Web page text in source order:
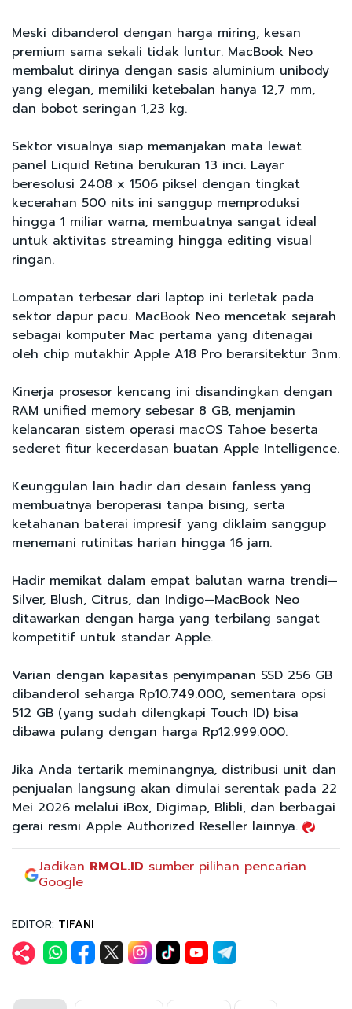
Meski dibanderol dengan harga miring, kesan
premium sama sekali tidak luntur. MacBook Neo
membalut dirinya dengan sasis aluminium unibody
yang elegan, memiliki ketebalan hanya 12,7 mm,
dan bobot seringan 1,23 kg.
Sektor visualnya siap memanjakan mata lewat
panel Liquid Retina berukuran 13 inci. Layar
beresolusi 2408 x 1506 piksel dengan tingkat
kecerahan 500 nits ini sanggup memproduksi
hingga 1 miliar warna, membuatnya sangat ideal
untuk aktivitas streaming hingga editing visual
ringan.
Lompatan terbesar dari laptop ini terletak pada
sektor dapur pacu. MacBook Neo mencetak sejarah
sebagai komputer Mac pertama yang ditenagai
oleh chip mutakhir Apple A18 Pro berarsitektur 3nm.
Kinerja prosesor kencang ini disandingkan dengan
RAM unified memory sebesar 8 GB, menjamin
kelancaran sistem operasi macOS Tahoe beserta
sederet fitur kecerdasan buatan Apple Intelligence.
Keunggulan lain hadir dari desain fanless yang
membuatnya beroperasi tanpa bising, serta
ketahanan baterai impresif yang diklaim sanggup
menemani rutinitas harian hingga 16 jam.
Hadir memikat dalam empat balutan warna trendi—
Silver, Blush, Citrus, dan Indigo—MacBook Neo
ditawarkan dengan harga yang terbilang sangat
kompetitif untuk standar Apple.
Varian dengan kapasitas penyimpanan SSD 256 GB
dibanderol seharga Rp10.749.000, sementara opsi
512 GB (yang sudah dilengkapi Touch ID) bisa
dibawa pulang dengan harga Rp12.999.000.
Jika Anda tertarik meminangnya, distribusi unit dan
penjualan langsung akan dimulai serentak pada 22
Mei 2026 melalui iBox, Digimap, Blibli, dan berbagai
gerai resmi Apple Authorized Reseller lainnya.
Jadikan RMOL.ID sumber pilihan pencarian
Google
EDITOR: TIFANI